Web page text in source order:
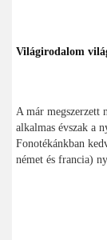
Világirodalom
A már megszerzett
alkalmas évszak a
Fonotékánkban
német és francia)